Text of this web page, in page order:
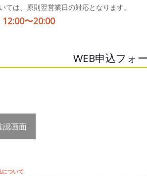
ては、原則翌営業日の対応となります。
12:00〜20:00
WEB申込フォ
認画面
について